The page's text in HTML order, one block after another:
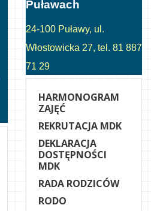
Puławach
24-100 Puławy, ul.
Włostowicka 27, tel. 81 887
71 29
HARMONOGRAM
ZAJĘĆ
REKRUTACJA MDK
DEKLARACJA
DOSTĘPNOŚCI
MDK
RADA RODZICÓW
RODO